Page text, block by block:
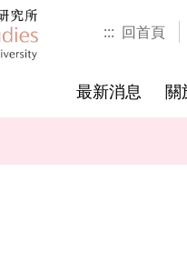
::: 回首頁
最新消息 關
書
化大學部
究國際碩士學位